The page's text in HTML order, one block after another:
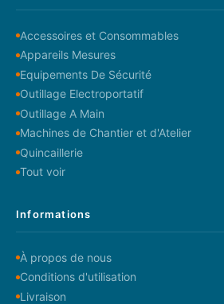
Accessoires et Consommables
Appareils Mesures
Equipements De Sécurité
Outillage Electroportatif
Outillage A Main
Machines de Chantier et d'Atelier
Quincaillerie
Tout voir
Informations
À propos de nous
Conditions d'utilisation
Livraison